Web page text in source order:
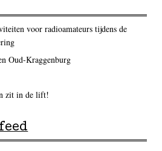
voor radioamateurs tijdens de
Oud-Kraggenburg
zit in de lift!